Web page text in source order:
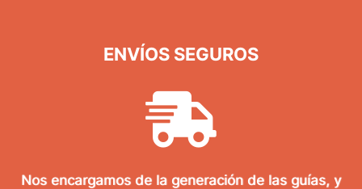
ENVÍOS SEGUROS
Nos encargamos de la generación de las guías, y